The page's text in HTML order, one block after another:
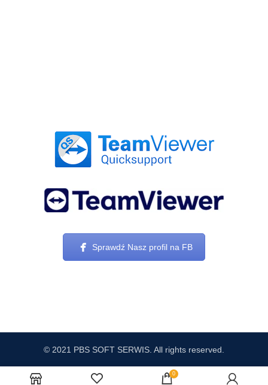
Sprawdź Nasz profil na FB
© 2021 PBS SOFT SERWIS. All rights reserved.
0